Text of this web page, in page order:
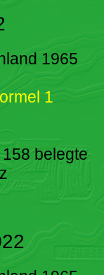
1965
1
belegte